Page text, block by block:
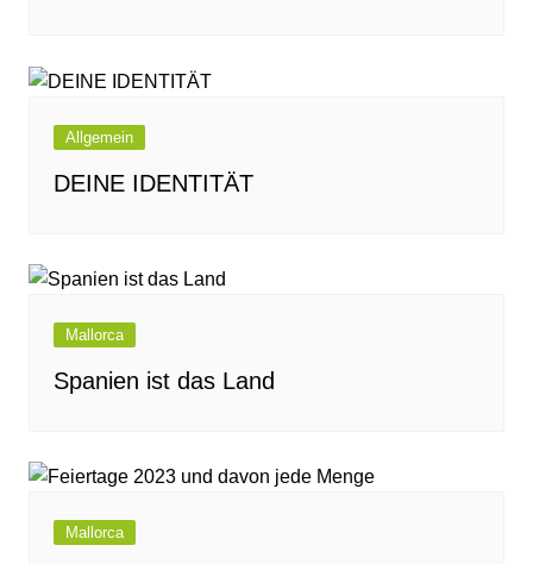
Allgemein
DEINE IDENTITÄT
Mallorca
Spanien ist das Land
Mallorca